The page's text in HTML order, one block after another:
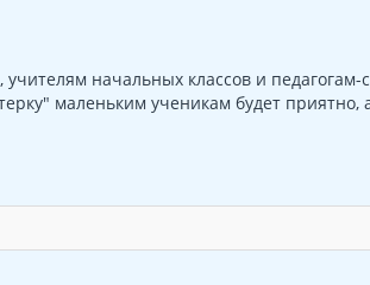
начальных классов и педагогам-
маленьким ученикам будет приятно,